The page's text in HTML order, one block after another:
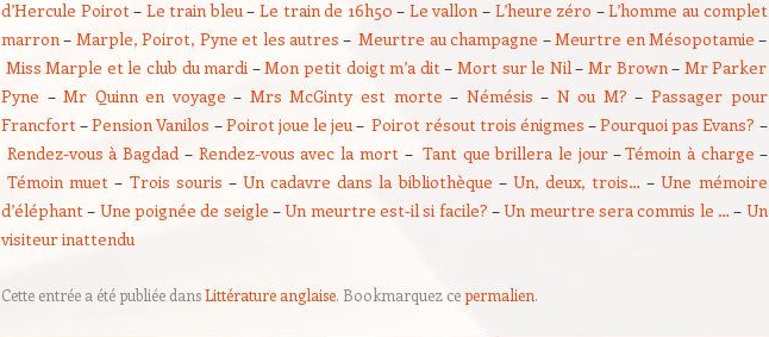
d’Hercule Poirot– Le train bleu–Le train de 16h50 – Le vallon – L’heure zéro –L’homme au complet
marron– Marple, Poirot, Pyne et les autres –Meurtre au champagne –Meurtre en Mésopotamie –
Miss Marple et le club du mardi –Mon petit doigt m’a dit–Mort sur le Nil–Mr Brown– Mr Parker
Pyne –Mr Quinn en voyage – Mrs McGinty est morte – Némésis – N ou M? – Passager pour
Francfort–Pension Vanilos –Poirot joue le jeu–Poirot résout trois énigmes –Pourquoi pas Evans? –
Rendez-vous à Bagdad – Rendez-vous avec la mort– Tant que brillera le jour–Témoin à charge –
Témoin muet – Trois souris – Un cadavre dans la bibliothèque – Un, deux, trois… –Une mémoire
d’éléphant– Une poignée de seigle –Un meurtre est-il si facile? –Un meurtre sera commis le … – Un
visiteur inattendu
Cette entrée a été publiée dansLittérature anglaise. Bookmarquez cepermalien.